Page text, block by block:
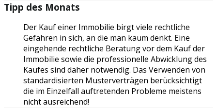
Tipp des Monats
Der Kauf einer Immobilie birgt viele rechtliche
Gefahren in sich, an die man kaum denkt. Eine
eingehende rechtliche Beratung vor dem Kauf der
Immobilie sowie die professionelle Abwicklung des
Kaufes sind daher notwendig. Das Verwenden von
standardisierten Musterverträgen berücksichtigt
die im Einzelfall auftretenden Probleme meistens
nicht ausreichend!